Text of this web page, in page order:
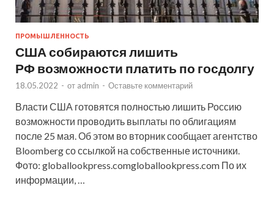
ПРОМЫШЛЕННОСТЬ
США собираются лишить
РФ возможности платить по госдолгу
18.05.2022 - от admin - Оставьте комментарий
Власти США готовятся полностью лишить Россию
возможности проводить выплаты по облигациям
после 25 мая. Об этом во вторник сообщает агентство
Bloomberg со ссылкой на собственные источники.
Фото: globallookpress.comgloballookpress.com По их
информации, …